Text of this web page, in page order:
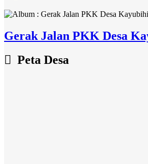
Gerak Jalan PKK Desa
Peta Desa